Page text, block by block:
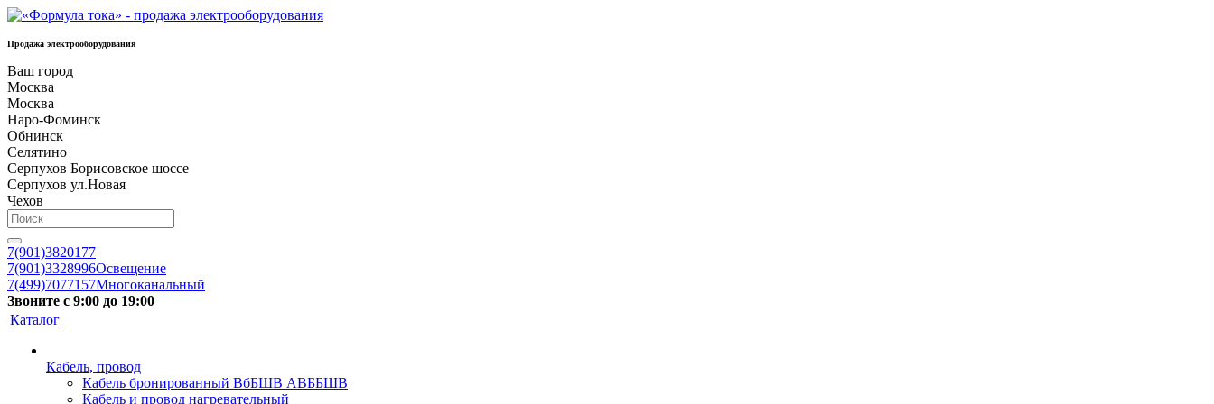
Продажа электрооборудования
Ваш город
Москва
Москва
Наро-Фоминск
Обнинск
Селятино
Серпухов Борисовское шоссе
Серпухов ул.Новая
Чехов
7(901)3820177
7(901)3328996Освещение
7(499)7077157Многоканальный
Звоните с 9:00 до 19:00
Каталог
Кабель, провод
Кабель бронированный ВбБШВ АВББШВ
Кабель и провод нагревательный